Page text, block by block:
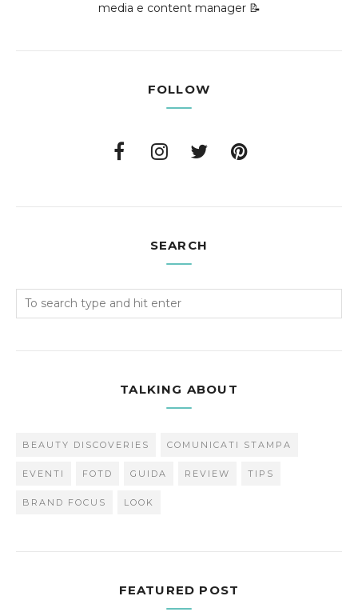
media e content manager 📝
FOLLOW
SEARCH
TALKING ABOUT
BEAUTY DISCOVERIES COMUNICATI STAMPA
EVENTI FOTD GUIDA REVIEW TIPS
BRAND FOCUS LOOK
FEATURED POST